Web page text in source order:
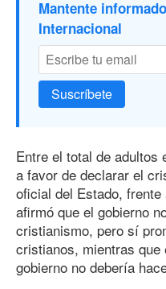
Mantente
Internacional
Suscríbete
Entre el total de adultos
a favor de declarar el
oficial del Estado,
afirmó que el gobierno
cristianismo, pero sí
cristianos, mientras que
gobierno no debería